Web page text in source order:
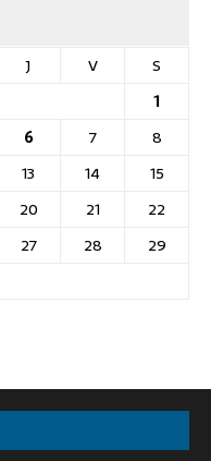
J V
S
1
6 7
8
13 14
15
20 21
22
27 28
29